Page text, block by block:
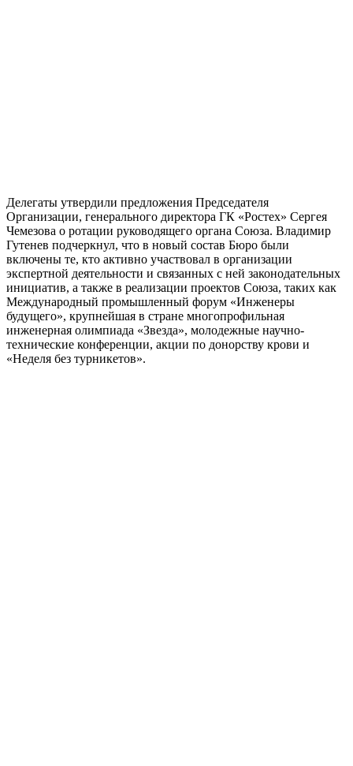
Делегаты утвердили предложения Председателя
Организации, генерального директора ГК «Ростех» Сергея
Чемезова о ротации руководящего органа Союза. Владимир
Гутенев подчеркнул, что в новый состав Бюро были
включены те, кто активно участвовал в организации
экспертной деятельности и связанных с ней законодательных
инициатив, а также в реализации проектов Союза, таких как
Международный промышленный форум «Инженеры
будущего», крупнейшая в стране многопрофильная
инженерная олимпиада «Звезда», молодежные научно-
технические конференции, акции по донорству крови и
«Неделя без турникетов».